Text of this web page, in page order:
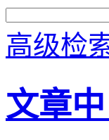
高级检
文章